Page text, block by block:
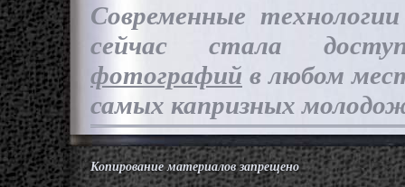
Современные
сейчас стала
фотографий в любом
самых капризных
Копирование материалов запрещено